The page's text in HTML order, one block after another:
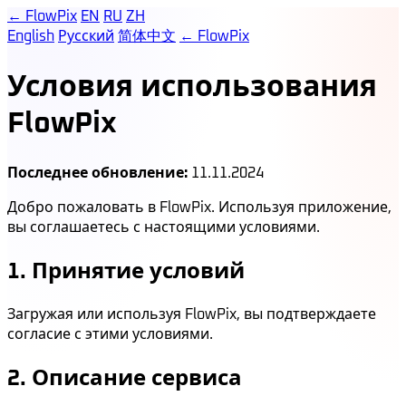
← FlowPix EN RU ZH
English Русский 简体中文 ← FlowPix
Условия использования
FlowPix
Последнее обновление: 11.11.2024
Добро пожаловать в FlowPix. Используя приложение,
вы соглашаетесь с настоящими условиями.
1. Принятие условий
Загружая или используя FlowPix, вы подтверждаете
согласие с этими условиями.
2. Описание сервиса